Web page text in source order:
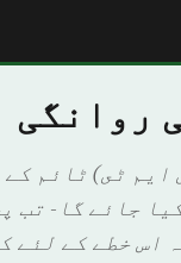
روانگی
ٹى) ٹائم کے
جائے گا- تب
اس خطے کے لئے